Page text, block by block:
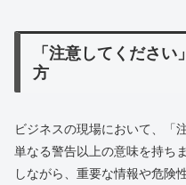
「注意してくださ
方
ビジネスの現場において、「
単なる警告以上の意味を持ち
しながら、重要な情報や危険